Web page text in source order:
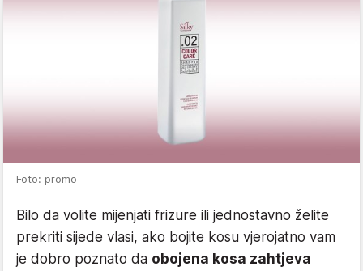
Foto: promo
Bilo da volite mijenjati frizure ili jednostavno želite
prekriti sijede vlasi, ako bojite kosu vjerojatno vam
je dobro poznato da obojena kosa zahtjeva